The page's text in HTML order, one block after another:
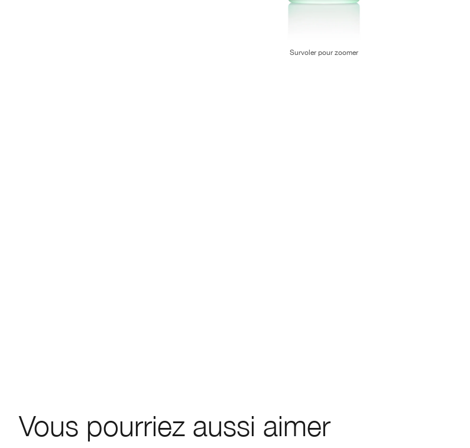
Survoler pour zoomer
Vous pourriez aussi aimer